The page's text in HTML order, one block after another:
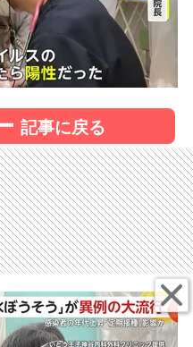
記事に戻る